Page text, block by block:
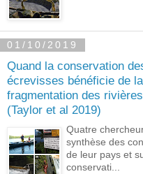
01/10/2019
Quand la conservation
écrevisses bénéficie de la
fragmentation des rivières
(Taylor et al 2019)
Quatre
synthèse des
de leur pays et
conservati...